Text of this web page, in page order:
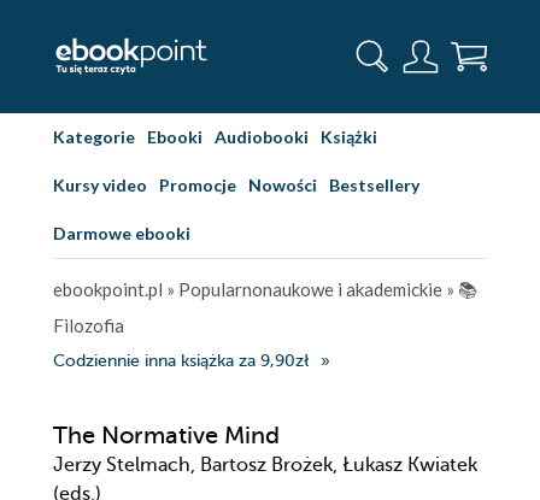
Kategorie Ebooki Audiobooki Książki
Kursy video Promocje Nowości Bestsellery
Darmowe ebooki
ebookpoint.pl » Popularnonaukowe i akademickie » 📚
Filozofia
Codziennie inna książka za 9,90zł
The Normative Mind
Jerzy Stelmach, Bartosz Brożek, Łukasz Kwiatek
(eds.)